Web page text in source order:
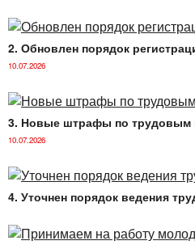
2. Обновлен порядок
10.07.2026
3. Новые штрафы по трудовым
10.07.2026
4. Уточнен порядок ведения